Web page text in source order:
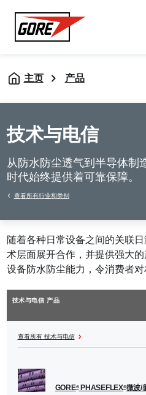
Gore
主页 产品
技术与电信
从防水防尘透气到半导体制
时代始终提供着可靠保障。
查看所有行业和类别
随着各种日常设备之间的关联
术层面展开合作，并提供强大的
设备防水防尘能力，令消费者对
技术与电信 产品
查看所有 技术与电信
GORE®PHASEFLEX®微波/